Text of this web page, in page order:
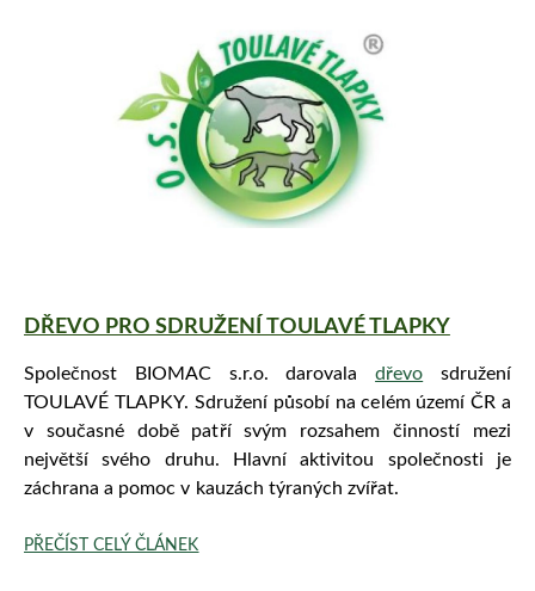
DŘEVO PRO SDRUŽENÍ TOULAVÉ TLAPKY
Společnost BIOMAC s.r.o. darovaladřevo sdružení
TOULAVÉ TLAPKY. Sdružení působí na celém území ČR a
v současné době patří svým rozsahem činností mezi
největší svého druhu. Hlavní aktivitou společnosti je
záchrana a pomoc v kauzách týraných zvířat.
PŘEČÍST CELÝ ČLÁNEK